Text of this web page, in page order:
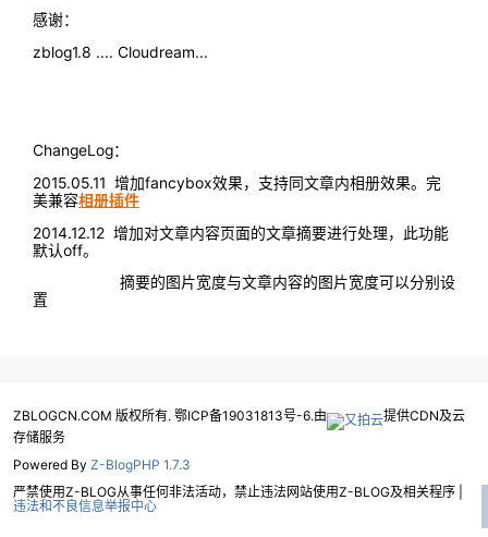
感谢：
zblog1.8 .... Cloudream...
ChangeLog：
2015.05.11 增加fancybox效果，支持同文章内相册效果。完
美兼容相册插件
2014.12.12 增加对文章内容页面的文章摘要进行处理，此功能
默认off。
摘要的图片宽度与文章内容的图片宽度可以分别设
置
ZBLOGCN.COM 版权所有. 鄂ICP备19031813号-6.由
提供CDN及云
存储服务
Powered By Z-BlogPHP 1.7.3
严禁使用Z-BLOG从事任何非法活动，禁止违法网站使用Z-BLOG及相关程序 |
违法和不良信息举报中心